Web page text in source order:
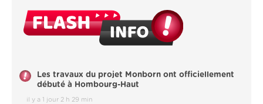
Les travaux du projet Monborn ont officiellement
débuté à Hombourg-Haut
il y a 1 jour 2 h 29 min